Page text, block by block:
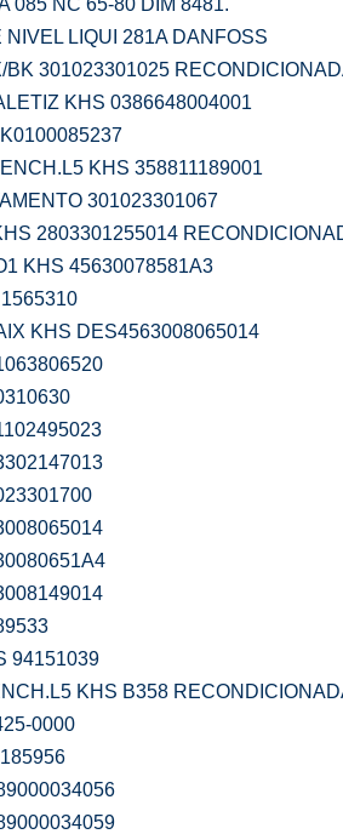
085 NC 65-80 DIM 8481.
LIQUI 281A DANFOSS
BK 301023301025
KHS 0386648004001
KHS 358811189001
301023301067
2803301255014
KHS 45630078581A3
KHS DES4563008065014
94151039
KHS B358
0000